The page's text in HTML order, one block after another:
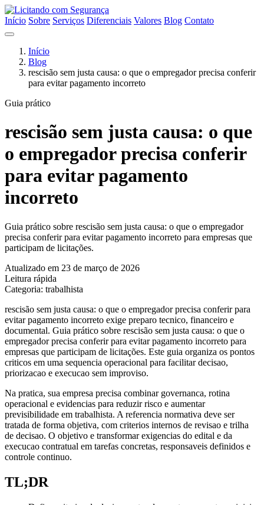
Início Sobre Serviços Diferenciais Valores Blog Contato
Início
Blog
rescisão sem justa causa: o que o empregador precisa conferir
para evitar pagamento incorreto
Guia prático
rescisão sem justa causa: o que
o empregador precisa conferir
para evitar pagamento
incorreto
Guia prático sobre rescisão sem justa causa: o que o empregador
precisa conferir para evitar pagamento incorreto para empresas que
participam de licitações.
Atualizado em 23 de março de 2026
Leitura rápida
Categoria: trabalhista
rescisão sem justa causa: o que o empregador precisa conferir para
evitar pagamento incorreto exige preparo tecnico, financeiro e
documental. Guia prático sobre rescisão sem justa causa: o que o
empregador precisa conferir para evitar pagamento incorreto para
empresas que participam de licitações. Este guia organiza os pontos
criticos em uma sequencia operacional para facilitar decisao,
priorizacao e execucao sem improviso.
Na pratica, sua empresa precisa combinar governanca, rotina
operacional e evidencias para reduzir risco e aumentar
previsibilidade em trabalhista. A referencia normativa deve ser
tratada de forma objetiva, com criterios internos de revisao e trilha
de decisao. O objetivo e transformar exigencias do edital e da
execucao contratual em tarefas concretas, responsaveis definidos e
controle continuo.
TL;DR